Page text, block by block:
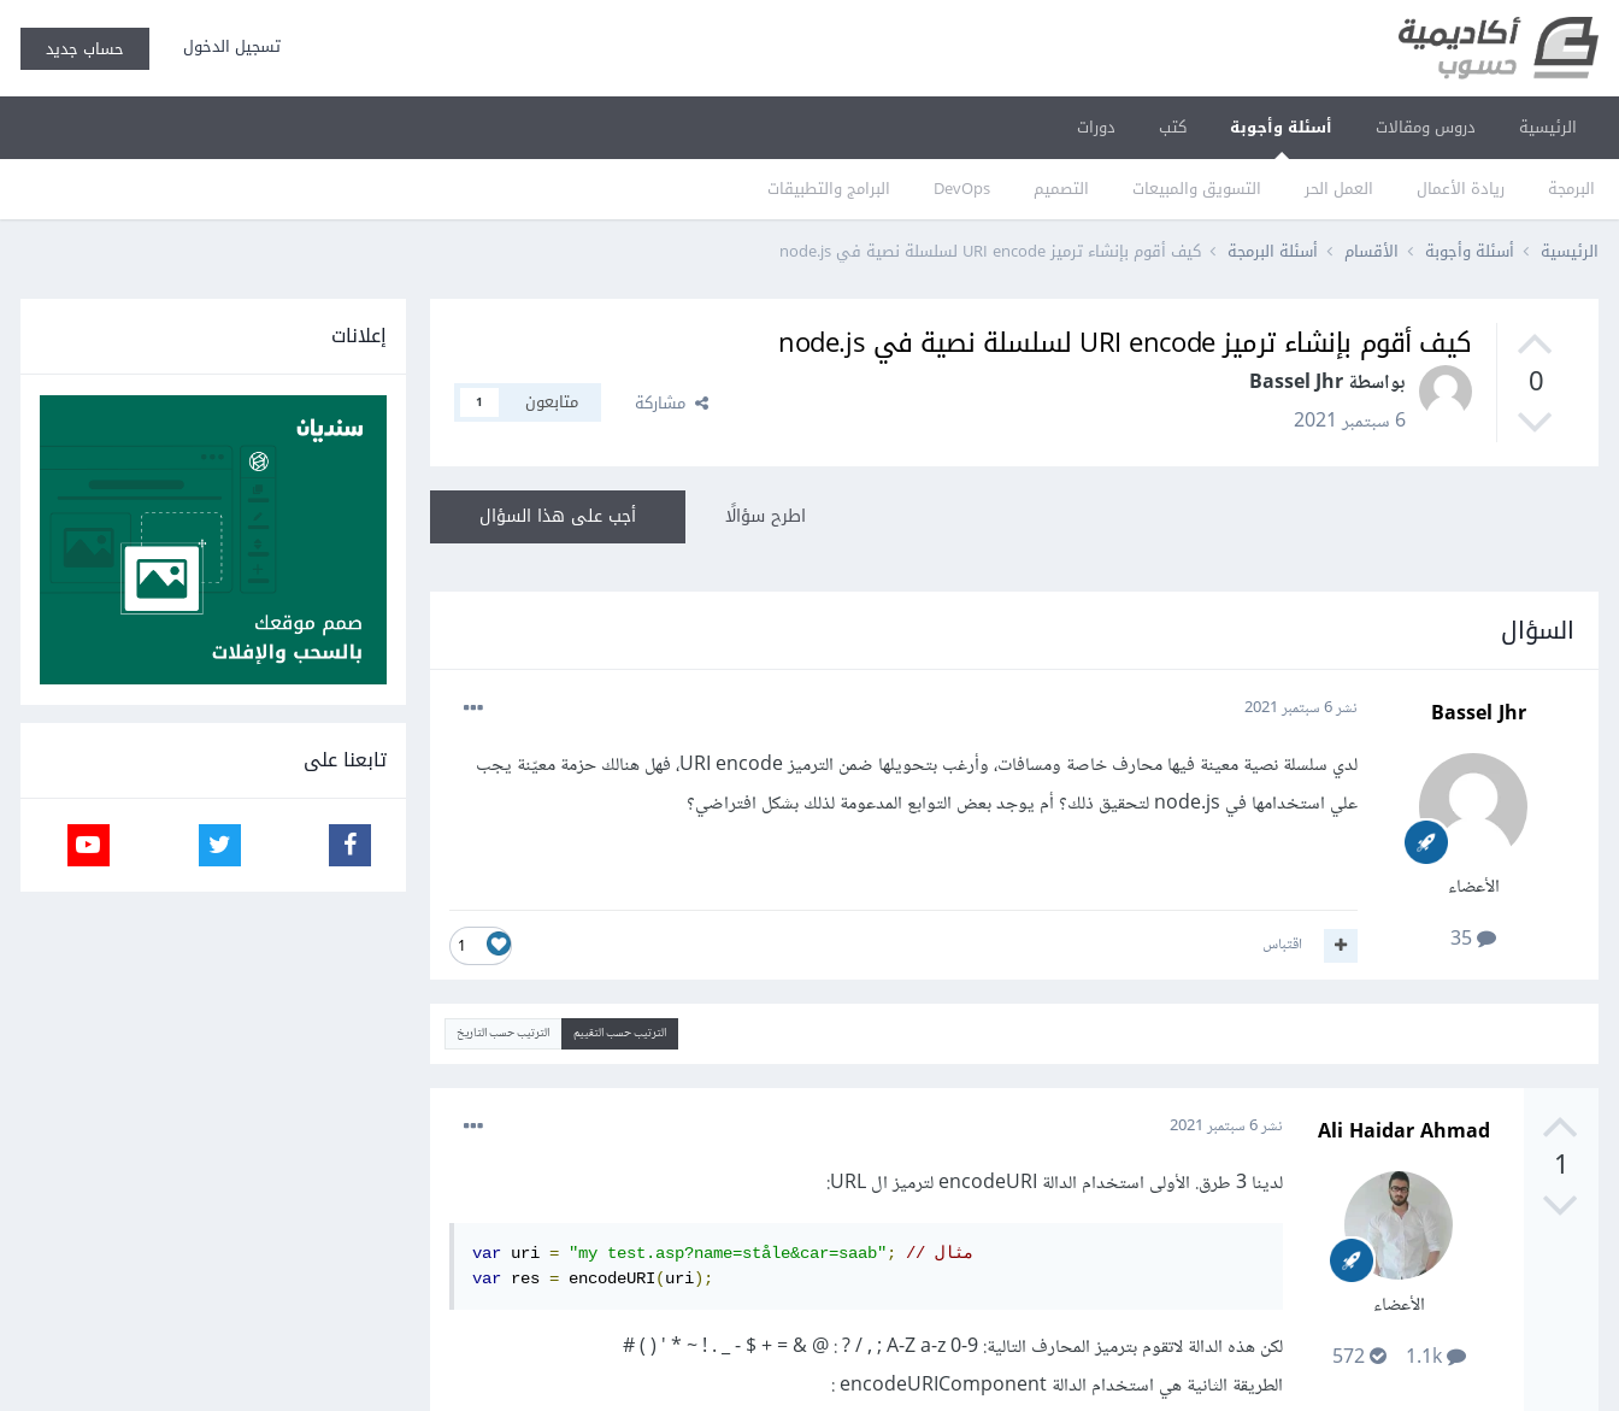
تسجيل الدخول حساب جديد
الرئيسية دروس ومقالات أسئلة وأجوبة
البرمجة ريادة الأعمال العمل الحر التسويق والمبيعات التصميم DevOps البرامج والتطبيقات
كتب دورات
الرئيسية أسئلة وأجوبة الأقسام أسئلة البرمجة كيف أقوم بإنشاء ترميز URI encode لسلسلة نصية في node.js
0
كيف أقوم بإنشاء ترميز URI encode لسلسلة نصية في node.js
بواسطة Bassel Jhr
6 سبتمبر 2021
مشاركة متابعون 1
أجب على هذا السؤال اطرح سؤالًا
السؤال
Bassel Jhr
الأعضاء
نشر6 سبتمبر 2021
لدي سلسلة نصية معينة فيها محارف خاصة ومسافات، وأرغب بتحويلها ضمن الترميز URI encode، فهل هنالك حزمة معيّنة يجب
علي استخدامها في node.js لتحقيق ذلك؟ أم يوجد بعض التوابع المدعومة لذلك بشكل افتراضي؟
1 اقتباس
الترتيب حسب التقييم الترتيب حسب التاريخ
1
Ali Haidar Ahmad
الأعضاء
1.1k
572
نشر6 سبتمبر 2021
لدينا 3 طرق. الأولى استخدام الدالة encodeURI لترميز ال URL:
var uri = "my test.asp?name=ståle&car=saab";
// مثال
var res = encodeURI(uri);
لكن هذه الدالة لاتقوم بترميز المحارف التالية: A-Z a-z 0-9 ; , / ? : @ & = + $ - _ . ! ~ * ' ( ) #
الطريقة الثانية هي استخدام الدالة encodeURIComponent :
إعلانات
تابعنا على